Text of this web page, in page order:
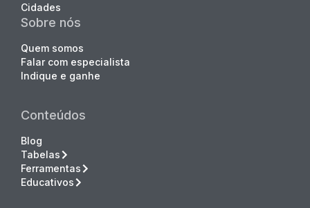
Cidades
Sobre nós
Quem somos
Falar com especialista
Indique e ganhe
Conteúdos
Blog
Tabelas
Ferramentas
Educativos